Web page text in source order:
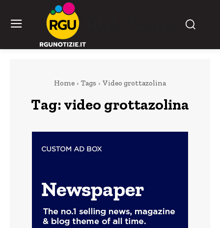
Home Tags Video grottazolina
Tag: video grottazolina